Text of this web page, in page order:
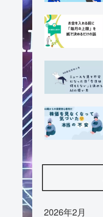
2026年2月